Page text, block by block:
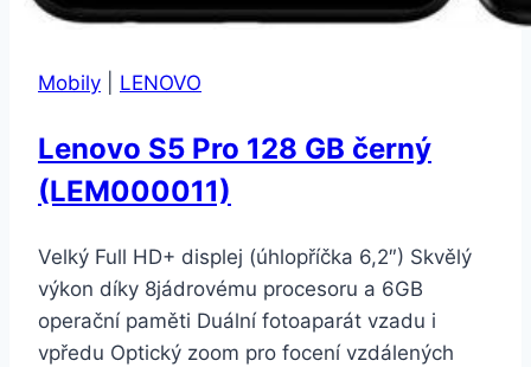
Mobily LENOVO
Lenovo S5 Pro 128 GB černý
(LEM000011)
Velký Full HD+ displej (úhlopříčka 6,2″) Skvělý
výkon díky 8jádrovému procesoru a 6GB
operační paměti Duální fotoaparát vzadu i
vpředu Optický zoom pro focení vzdálených